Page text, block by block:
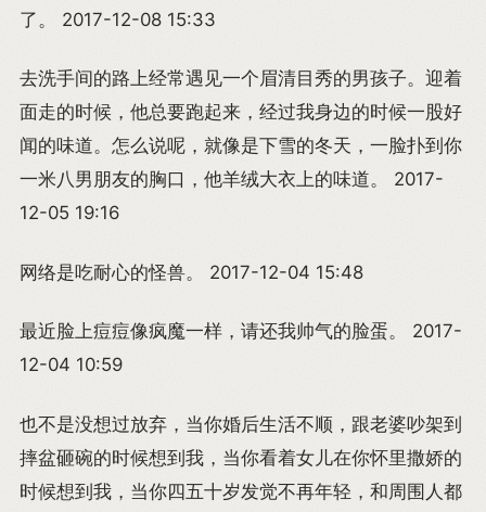
了。 2017-12-08 15:33
去洗手间的路上经常遇见一个眉清目秀的男孩子。迎着
面走的时候，他总要跑起来，经过我身边的时候一股好
闻的味道。怎么说呢，就像是下雪的冬天，一脸扑到你
一米八男朋友的胸口，他羊绒大衣上的味道。 2017-
12-05 19:16
网络是吃耐心的怪兽。 2017-12-04 15:48
最近脸上痘痘像疯魔一样，请还我帅气的脸蛋。 2017-
12-04 10:59
也不是没想过放弃，当你婚后生活不顺，跟老婆吵架到
摔盆砸碗的时候想到我，当你看着女儿在你怀里撒娇的
时候想到我，当你四五十岁发觉不再年轻，和周围人都